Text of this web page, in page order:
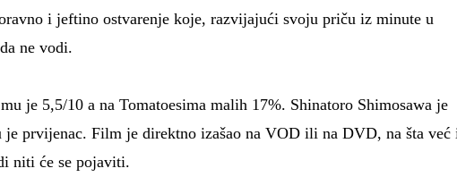
i jeftino ostvarenje koje, razvijajući svoju priču iz minute u
ne vodi.
je 5,5/10 a na Tomatoesima malih 17%. Shinatoro Shimosawa je
prvijenac. Film je direktno izašao na VOD ili na DVD, na šta već
niti će se pojaviti.